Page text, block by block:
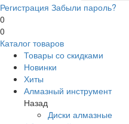
Регистрация Забыли пароль?
0
0
Каталог товаров
Товары со скидками
Новинки
Хиты
Алмазный инструмент
Назад
Диски алмазные